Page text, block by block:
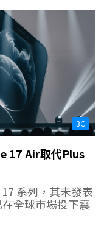
3C
17 Air取代Plus
系列，其未發表
全球市場投下震